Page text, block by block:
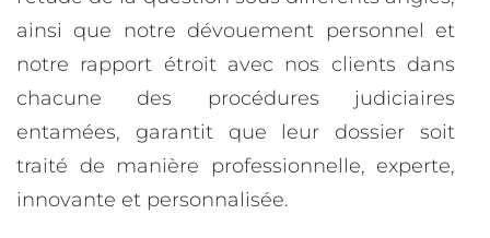
ainsi que notre dévouement personnel et
notre rapport étroit avec nos clients dans
chacune des procédures judiciaires
entamées, garantit que leur dossier soit
traité de manière professionnelle, experte,
innovante et personnalisée.